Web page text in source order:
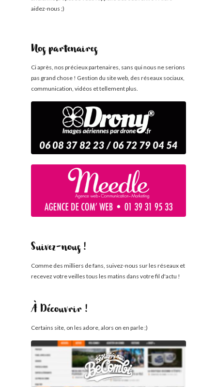
aidez-nous ;)
Nos partenaires
Ci après, nos précieux partenaires, sans qui nous ne serions
pas grand chose ! Gestion du site web, des réseaux sociaux,
communication, vidéos et tellement plus.
Suivez-nous !
Comme des milliers de fans, suivez-nous sur les réseaux et
recevez votre veilles tous les matins dans votre fil d'actu !
À Découvrir !
Certains site, on les adore, alors on en parle ;)